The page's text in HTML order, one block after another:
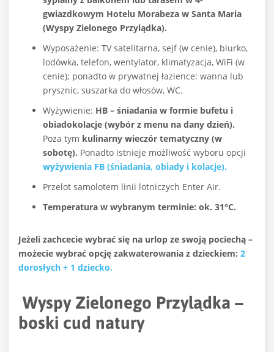
gwiazdkowym Hotelu Morabeza w Santa Maria
(Wyspy Zielonego Przylądka).
Wyposażenie: TV satelitarna, sejf (w cenie), biurko,
lodówka, telefon, wentylator, klimatyzacja, WiFi (w
cenie); ponadto w prywatnej łazience: wanna lub
prysznic, suszarka do włosów, WC.
Wyżywienie: HB – śniadania w formie bufetu i
obiadokolacje (wybór z menu na dany dzień).
Poza tym kulinarny wieczór tematyczny (w
sobotę). Ponadto istnieje możliwość wyboru opcji
wyżywienia FB (śniadania, obiady i kolacje).
Przelot samolotem linii lotniczych Enter Air.
Temperatura w wybranym terminie: ok. 31°C.
Jeżeli zachcecie wybrać się na urlop ze swoją pociechą –
możecie wybrać opcję zakwaterowania z dzieckiem: 2
dorosłych + 1 dziecko.
Wyspy Zielonego Przylądka –
boski cud natury